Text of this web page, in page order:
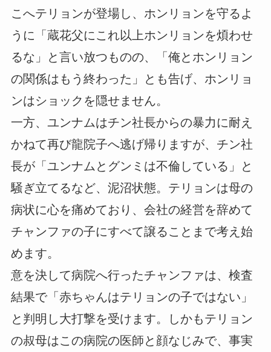
こへテリョンが登場し、ホンリョンを守るよ
うに「蔵花父にこれ以上ホンリョンを煩わせ
るな」と言い放つものの、「俺とホンリョン
の関係はもう終わった」とも告げ、ホンリョ
ンはショックを隠せません。
一方、ユンナムはチン社長からの暴力に耐え
かねて再び龍院子へ逃げ帰りますが、チン社
長が「ユンナムとグンミは不倫している」と
騒ぎ立てるなど、泥沼状態。テリョンは母の
病状に心を痛めており、会社の経営を辞めて
チャンファの子にすべて譲ることまで考え始
めます。
意を決して病院へ行ったチャンファは、検査
結果で「赤ちゃんはテリョンの子ではない」
と判明し大打撃を受けます。しかもテリョン
の叔母はこの病院の医師と顔なじみで、事実